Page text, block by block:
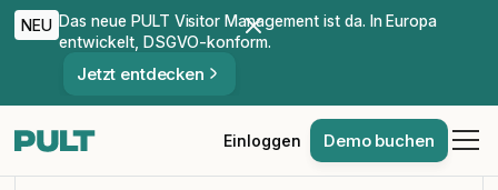
NEU Das neue PULT Visitor Management ist da. In Europa
entwickelt, DSGVO-konform.
Jetzt entdecken
Einloggen Demo buchen